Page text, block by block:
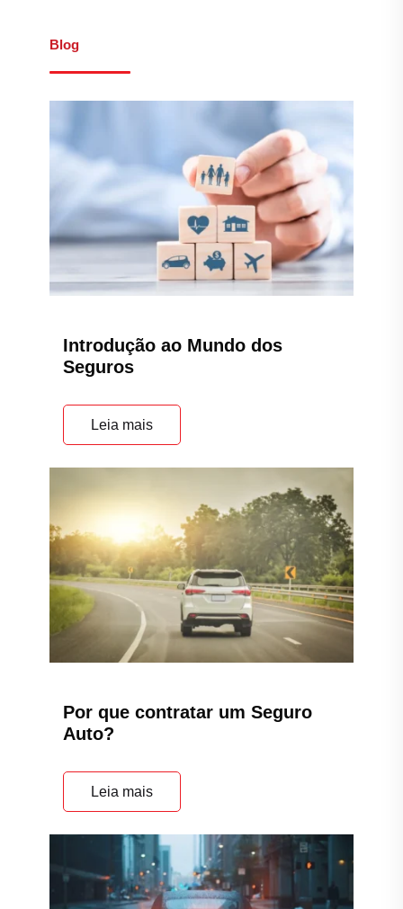
Blog
Introdução ao Mundo dos
Seguros
Leia mais
Por que contratar um Seguro
Auto?
Leia mais